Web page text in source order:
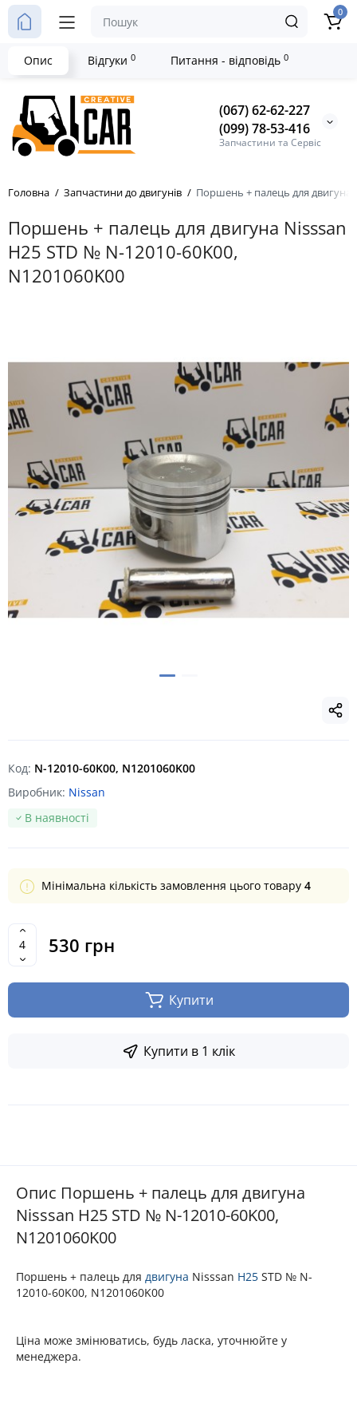
(067) 62-62-227
(099) 78-53-416
Запчастини та Сервіс
0
Головна Запчастини до двигунів Поршень + палець для двигуна
Поршень + палець для двигуна Nisssan
H25 STD № N-12010-60K00,
N1201060K00
Код: N-12010-60K00, N1201060K00
Виробник: Nissan
В наявності
Мінімальна кількість замовлення цього товару 4
530 грн
Купити
Купити в 1 клік
Опис Відгуки 0 Питання - відповідь 0
Опис Поршень + палець для двигуна
Nisssan H25 STD № N-12010-60K00,
N1201060K00
Поршень + палець для двигуна Nisssan H25 STD № N-
12010-60K00, N1201060K00
Ціна може змінюватись, будь ласка, уточнюйте у
менеджера.